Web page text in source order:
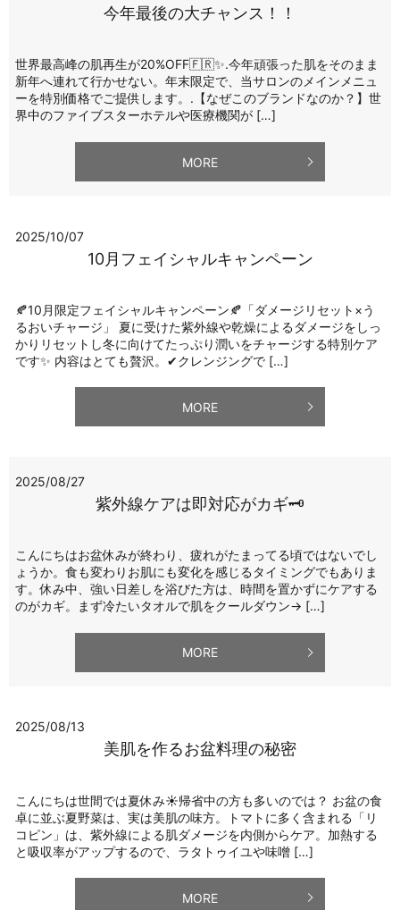
今年最後の大チャンス！！
世界最高峰の肌再生が20%OFF🇫🇷✨.今年頑張った肌をそのまま
新年へ連れて行かせない。年末限定で、当サロンのメインメニュ
ーを特別価格でご提供します。.【なぜこのブランドなのか？】世
界中のファイブスターホテルや医療機関が […]
MORE
2025/10/07
10月フェイシャルキャンペーン
🍂10月限定フェイシャルキャンペーン🍂「ダメージリセット×う
るおいチャージ」 夏に受けた紫外線や乾燥によるダメージをしっ
かりリセットし冬に向けてたっぷり潤いをチャージする特別ケア
です✨ 内容はとても贅沢。✔クレンジングで […]
MORE
2025/08/27
紫外線ケアは即対応がカギ🗝
こんにちはお盆休みが終わり、疲れがたまってる頃ではないでし
ょうか。食も変わりお肌にも変化を感じるタイミングでもありま
す。休み中、強い日差しを浴びた方は、時間を置かずにケアする
のがカギ。まず冷たいタオルで肌をクールダウン→ […]
MORE
2025/08/13
美肌を作るお盆料理の秘密
こんにちは世間では夏休み☀帰省中の方も多いのでは？ お盆の食
卓に並ぶ夏野菜は、実は美肌の味方。トマトに多く含まれる「リ
コピン」は、紫外線による肌ダメージを内側からケア。加熱する
と吸収率がアップするので、ラタトゥイユや味噌 […]
MORE